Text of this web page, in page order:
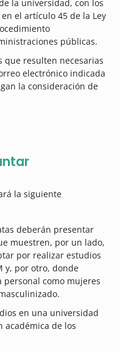
la universidad, con los
el artículo 45 de la Ley
públicas.
que resulten necesarias
electrónico indicada
la consideración de
la siguiente
deberán presentar
muestren, por un lado,
por realizar estudios
y, por otro, donde
personal como mujeres
en una universidad
académica de los